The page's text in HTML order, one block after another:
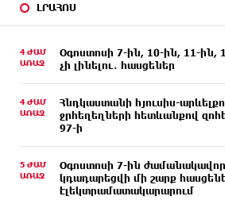
ԼՐԱՀՈՍ
4 ԺԱՄ
ԱՌԱՋ
Օգոստոսի 7-ին, 10-ին, 11-ին,
չի լինելու․ հասցեներ
4 ԺԱՄ
ԱՌԱՋ
Հնդկաստանի հյուսիս-
ջրհեղեղների հետևանքով
97-ի
5 ԺԱՄ
ԱՌԱՋ
Օգոստոսի 7-ին
կդադարեցվի մի շարք
էլեկտրամատակարարում